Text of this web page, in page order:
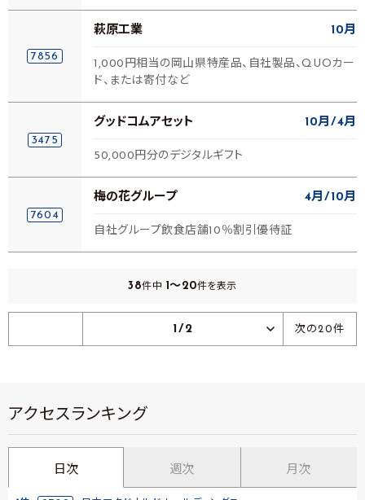
7856
萩原工業 10月
1,000円相当の岡山県特産品、自社製品、QUOカー
ド、または寄付など
3475
グッドコムアセット 10月 4月
50,000円分のデジタルギフト
7604
梅の花グループ 4月 10月
自社グループ飲食店舗10％割引優待証
38件中 1～20件を表示
1/2 次の20件
アクセスランキング
日次 週次 月次